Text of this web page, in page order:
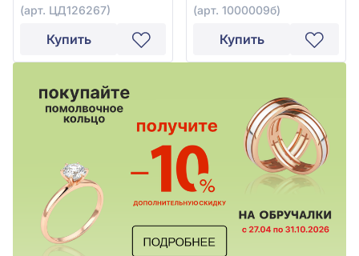
(арт. ЦД126267)
Купить
(арт. 1000009б)
Купить